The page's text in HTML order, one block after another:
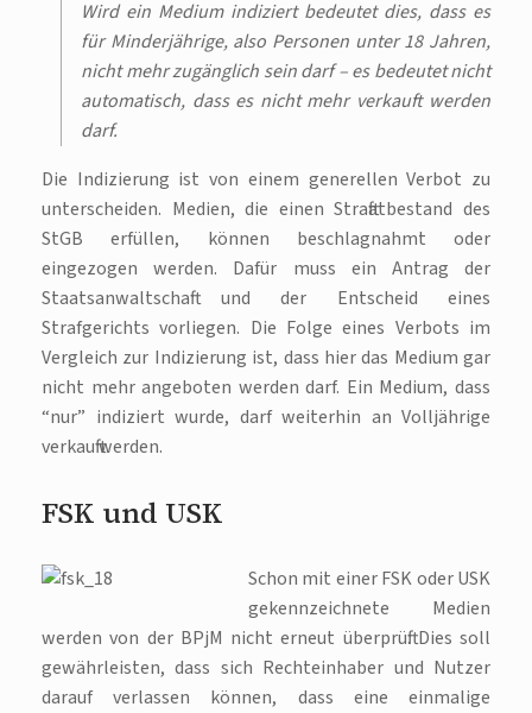
Wird ein Medium indiziert bedeutet dies, dass es
für Minderjährige, also Personen unter 18 Jahren,
nicht mehr zugänglich sein darf – es bedeutet nicht
automatisch, dass es nicht mehr verkauft werden
darf.
Die Indizierung ist von einem generellen Verbot zu
unterscheiden. Medien, die einen Straftatbestand des
StGB erfüllen, können beschlagnahmt oder
eingezogen werden. Dafür muss ein Antrag der
Staatsanwaltschaft und der Entscheid eines
Strafgerichts vorliegen. Die Folge eines Verbots im
Vergleich zur Indizierung ist, dass hier das Medium gar
nicht mehr angeboten werden darf. Ein Medium, dass
“nur” indiziert wurde, darf weiterhin an Volljährige
verkauft werden.
FSK und USK
Schon mit einer FSK oder USK
gekennzeichnete Medien
werden von der BPjM nicht erneut überprüft. Dies soll
gewährleisten, dass sich Rechteinhaber und Nutzer
darauf verlassen können, dass eine einmalige